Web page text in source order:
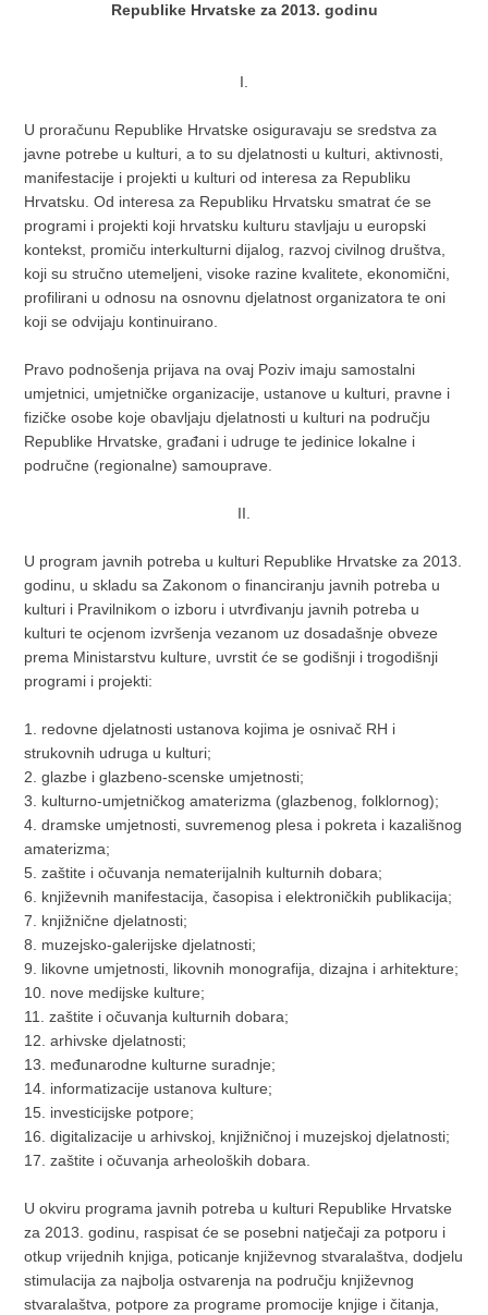
Republike Hrvatske za 2013. godinu
I.
U proračunu Republike Hrvatske osiguravaju se sredstva za
javne potrebe u kulturi, a to su djelatnosti u kulturi, aktivnosti,
manifestacije i projekti u kulturi od interesa za Republiku
Hrvatsku. Od interesa za Republiku Hrvatsku smatrat će se
programi i projekti koji hrvatsku kulturu stavljaju u europski
kontekst, promiču interkulturni dijalog, razvoj civilnog društva,
koji su stručno utemeljeni, visoke razine kvalitete, ekonomični,
profilirani u odnosu na osnovnu djelatnost organizatora te oni
koji se odvijaju kontinuirano.
Pravo podnošenja prijava na ovaj Poziv imaju samostalni
umjetnici, umjetničke organizacije, ustanove u kulturi, pravne i
fizičke osobe koje obavljaju djelatnosti u kulturi na području
Republike Hrvatske, građani i udruge te jedinice lokalne i
područne (regionalne) samouprave.
II.
U program javnih potreba u kulturi Republike Hrvatske za 2013.
godinu, u skladu sa Zakonom o financiranju javnih potreba u
kulturi i Pravilnikom o izboru i utvrđivanju javnih potreba u
kulturi te ocjenom izvršenja vezanom uz dosadašnje obveze
prema Ministarstvu kulture, uvrstit će se godišnji i trogodišnji
programi i projekti:
1. redovne djelatnosti ustanova kojima je osnivač RH i
strukovnih udruga u kulturi;
2. glazbe i glazbeno-scenske umjetnosti;
3. kulturno-umjetničkog amaterizma (glazbenog, folklornog);
4. dramske umjetnosti, suvremenog plesa i pokreta i kazališnog
amaterizma;
5. zaštite i očuvanja nematerijalnih kulturnih dobara;
6. književnih manifestacija, časopisa i elektroničkih publikacija;
7. knjižnične djelatnosti;
8. muzejsko-galerijske djelatnosti;
9. likovne umjetnosti, likovnih monografija, dizajna i arhitekture;
10. nove medijske kulture;
11. zaštite i očuvanja kulturnih dobara;
12. arhivske djelatnosti;
13. međunarodne kulturne suradnje;
14. informatizacije ustanova kulture;
15. investicijske potpore;
16. digitalizacije u arhivskoj, knjižničnoj i muzejskoj djelatnosti;
17. zaštite i očuvanja arheoloških dobara.
U okviru programa javnih potreba u kulturi Republike Hrvatske
za 2013. godinu, raspisat će se posebni natječaji za potporu i
otkup vrijednih knjiga, poticanje književnog stvaralaštva, dodjelu
stimulacija za najbolja ostvarenja na području književnog
stvaralaštva, potpore za programe promocije knjige i čitanja,